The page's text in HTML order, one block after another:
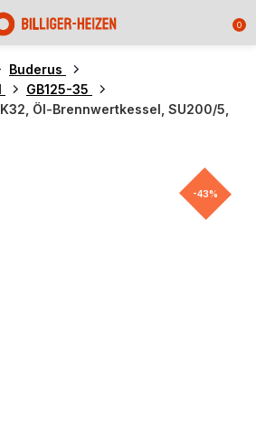
0
Buderus
GB125-35
Öl-Brennwertkessel, SU200/5,
-43%